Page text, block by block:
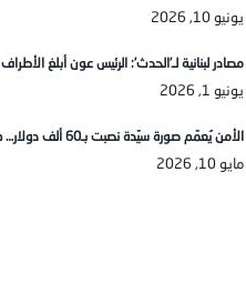
يونيو 10, 2026
مصادر لبنانية لـ’الحدث’: الرئيس عون أبلغ
يونيو 1, 2026
الأمن يُعمّم صورة سيّدة نصبت بـ60 ألف دولار… هل تعرفون مكانها؟
مايو 10, 2026